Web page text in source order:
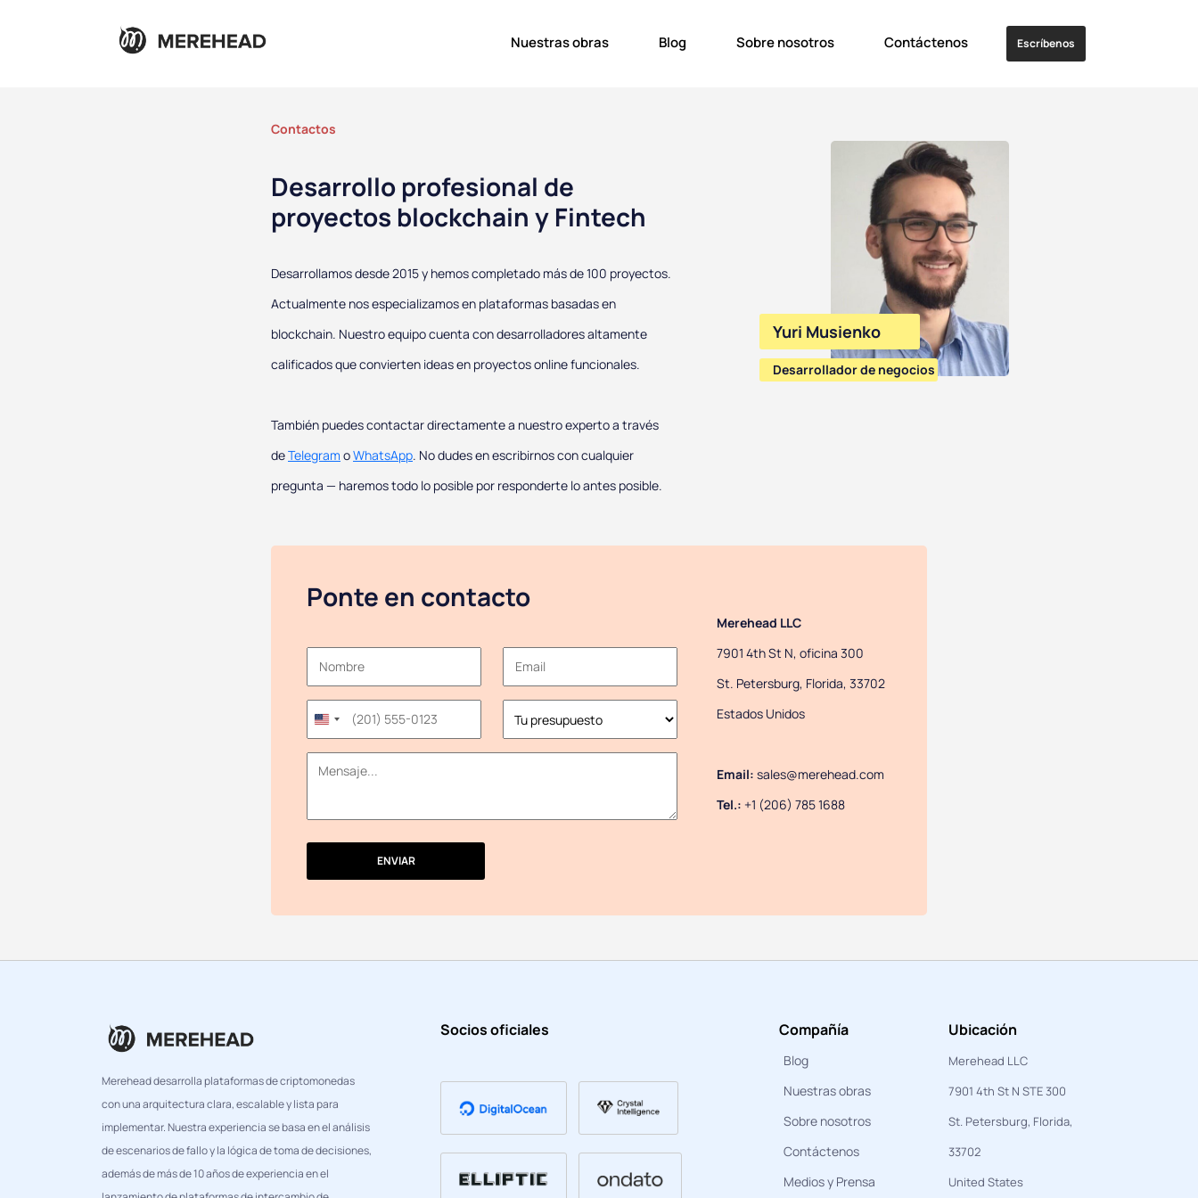
Nuestras obras Blog Sobre nosotros Contáctenos Escríbenos
Contactos
Desarrollo profesional de
proyectos blockchain y Fintech
Desarrollamos desde 2015 y hemos completado más de 100 proyectos.
Actualmente nos especializamos en plataformas basadas en
blockchain. Nuestro equipo cuenta con desarrolladores altamente
calificados que convierten ideas en proyectos online funcionales.
También puedes contactar directamente a nuestro experto a través
deTelegram oWhatsApp. No dudes en escribirnos con cualquier
pregunta — haremos todo lo posible por responderte lo antes posible.
Yuri Musienko
Desarrollador de negocios
Ponte en contacto
United
States
ENVIAR
Merehead LLC
7901 4th St N, oficina 300
St. Petersburg, Florida, 33702
Estados Unidos
Email: sales@merehead.com
Tel.: +1 (206) 785 1688
Merehead desarrolla plataformas de criptomonedas
con una arquitectura clara, escalable y lista para
implementar. Nuestra experiencia se basa en el análisis
de escenarios de fallo y la lógica de toma de decisiones,
además de más de 10 años de experiencia en el
Socios oficiales Compañía
Blog
Nuestras obras
Sobre nosotros
Contáctenos
Medios y Prensa
Ubicación
Merehead LLC
7901 4th St N STE 300
St. Petersburg, Florida,
33702
United States